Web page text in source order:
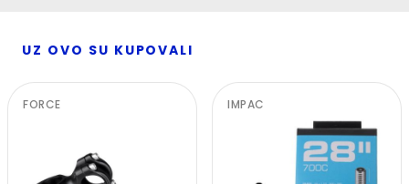
UZ OVO SU KUPOVALI
FORCE IMPAC